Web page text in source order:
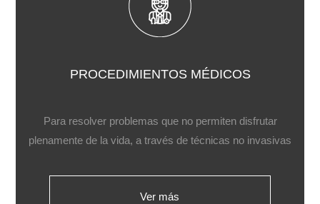
PROCEDIMIENTOS MÉDICOS
Para resolver problemas que no permiten disfrutar
plenamente de la vida, a través de técnicas no invasivas
Ver más